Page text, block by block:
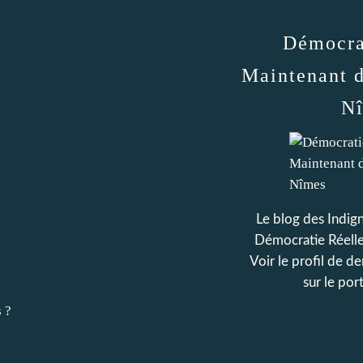
?
Maintenant
Le blog des
Démocratie
Voir le profil de
sur le